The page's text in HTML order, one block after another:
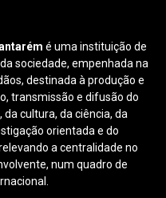
é uma instituição de
sociedade, empenhada na
destinada à produção e
transmissão e difusão do
cultura, da ciência, da
orientada e do
a centralidade no
num quadro de